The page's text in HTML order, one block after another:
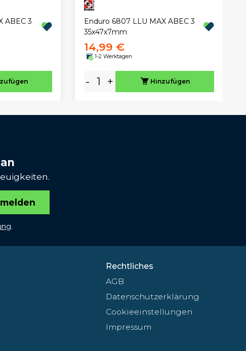
ABEC 3
Enduro 6807 LLU MAX ABEC 3
35x47x7mm
14,99 €
1-2 Werktagen
- + Hinzufügen
.
Rechtliches
AGB
Datenschutzerklärung
Cookieeinstellungen
Impressum